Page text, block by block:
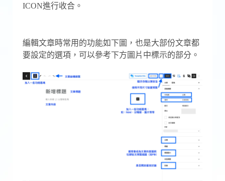
ICON進行收合。
編輯文章時常用的功能如下圖，也是大部份文章都
要設定的選項，可以參考下方圖片中標示的部分。